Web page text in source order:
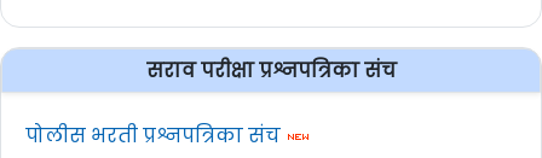
सराव परीक्षा प्रश्नपत्रिका संच
पोलीस भरती प्रश्नपत्रिका संच